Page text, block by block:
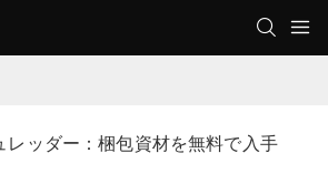
レッダー：梱包資材を無料で入手